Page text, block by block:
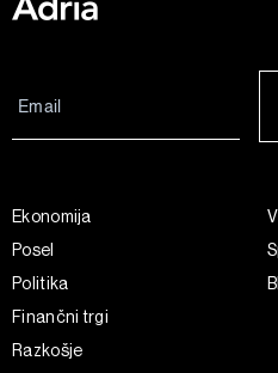
Ekonomija
Posel
Politika
Finančni trgi
Razkošje